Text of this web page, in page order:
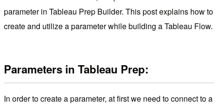
parameter in Tableau Prep Builder. This post explains how to
create and utilize a parameter while building a Tableau Flow.
Parameters in Tableau Prep:
In order to create a parameter, at first we need to connect to a